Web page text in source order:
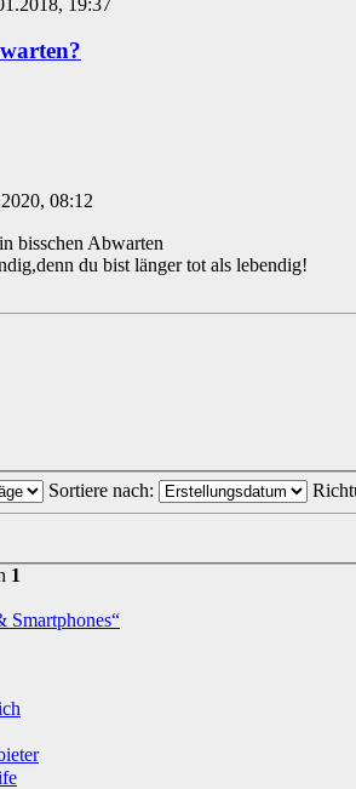
08:12
bisschen Abwarten
du bist länger tot als lebendig!
Sortiere nach:
1
Smartphones“